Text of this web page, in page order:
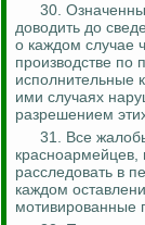
30.
доводить до
о каждом случае
производстве
исполнительные
ими случаях
разрешением
31. Все
красноармейцев,
расследовать в
каждом
мотивированные